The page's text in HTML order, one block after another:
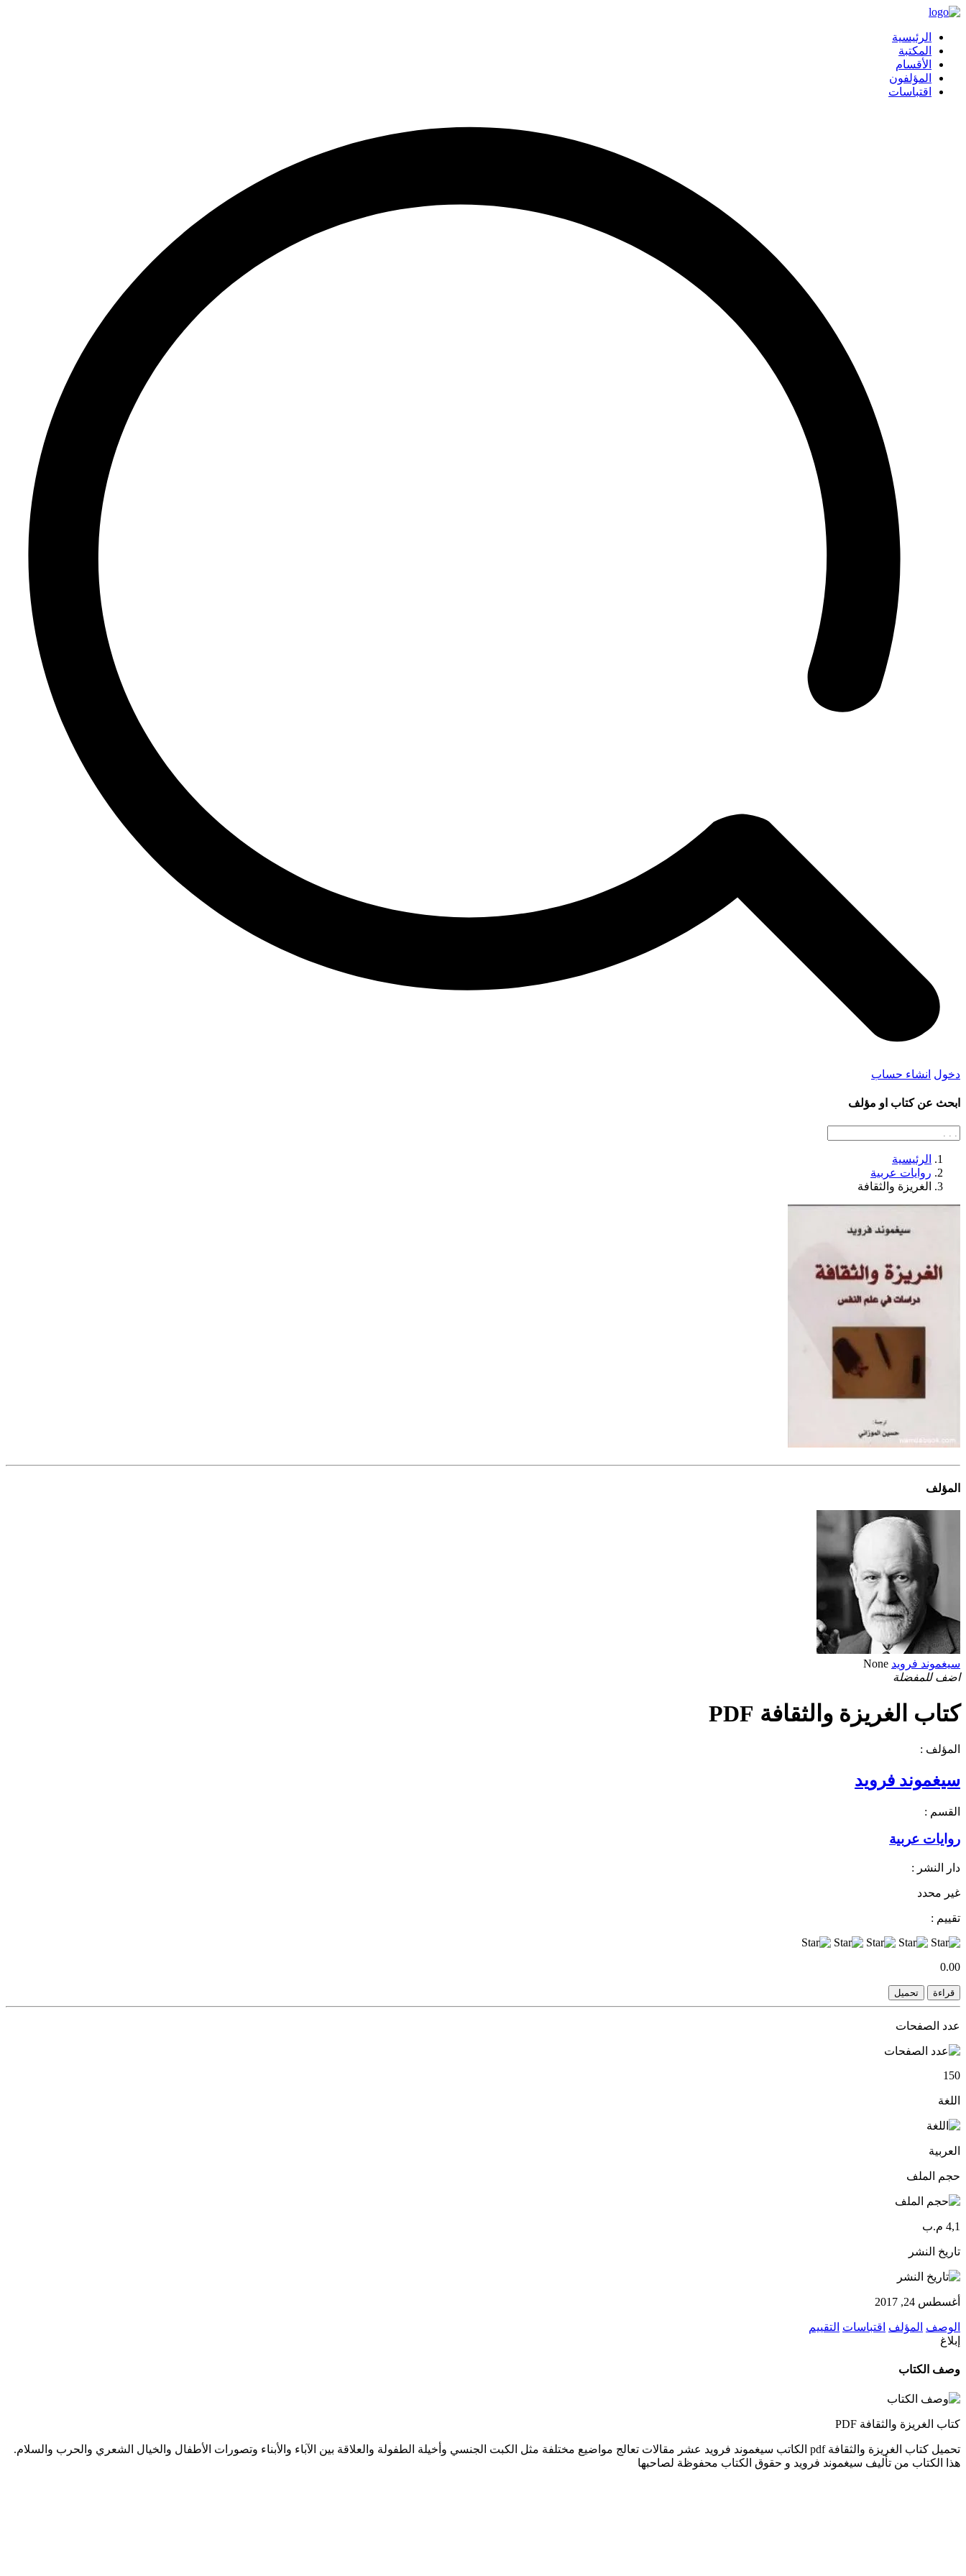
الرئيسية
المكتبة
الأقسام
المؤلفون
اقتباسات
دخول انشاء حساب
ابحث عن كتاب او مؤلف
الرئيسية
روايات عربية
الغريزة والثقافة
المؤلف
سيغموند فرويد None
اضف للمفضلة
كتاب الغريزة والثقافة PDF
المؤلف :
سيغموند فرويد
القسم :
روايات عربية
دار النشر :
غير محدد
تقييم :
0.00
قراءة تحميل
عدد الصفحات
150
اللغة
العربية
حجم الملف
4,1 م.ب
تاريخ النشر
أغسطس 24, 2017
الوصف المؤلف اقتباسات التقييم
إبلاغ
وصف الكتاب
كتاب الغريزة والثقافة PDF
تحميل كتاب الغريزة والثقافة pdf الكاتب سيغموند فرويد عشر مقالات تعالج مواضيع مختلفة مثل الكبت الجنسي وأخيلة الطفولة والعلاقة بين الآباء والأبناء وتصورات الأطفال والخيال الشعري والحرب والسلام.
هذا الكتاب من تأليف سيغموند فرويد و حقوق الكتاب محفوظة لصاحبها